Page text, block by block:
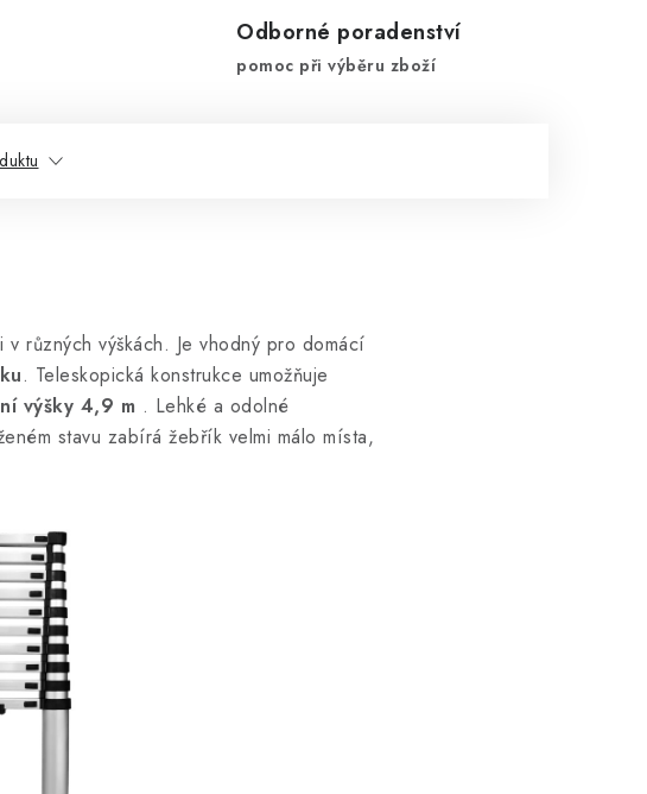
Odborné poradenství
pomoc při výběru zboží
různých výškách. Je vhodný pro domácí
. Teleskopická konstrukce umožňuje
výšky 4,9 m . Lehké a odolné
stavu zabírá žebřík velmi málo místa,